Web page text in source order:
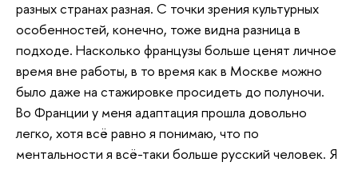
разных странах разная. С точки зрения культурных
особенностей, конечно, тоже видна разница в
подходе. Насколько французы больше ценят личное
время вне работы, в то время как в Москве можно
было даже на стажировке просидеть до полуночи.
Во Франции у меня адаптация прошла довольно
легко, хотя всё равно я понимаю, что по
ментальности я всё-таки больше русский человек. Я